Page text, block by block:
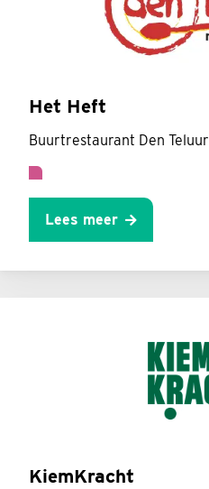
Het Heft
Buurtrestaurant Den Teluur
Lees meer
KiemKracht